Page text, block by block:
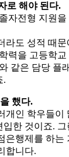
로 해야 된다.
자전형 지원
라도 성적 때
력을 고등학
같은 담당 플
.
했다.
개인 학우들이
입한 것이죠.
은행제를 하는
합니다.